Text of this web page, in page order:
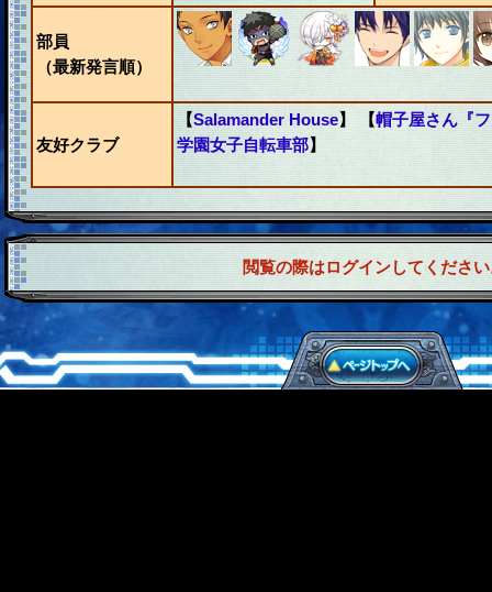
部員
（最新発言順）
友好クラブ
【Salamander House】 【帽子屋さん『
学園女子自転車部】
閲覧の際はログインしてくださ